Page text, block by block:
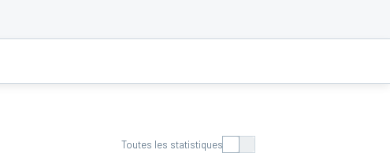
Toutes les statistiques